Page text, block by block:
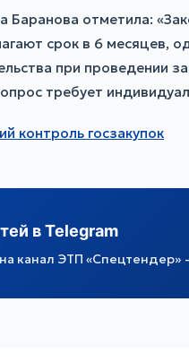
отметила:
срок в 6 месяцев,
при проведении
требует
контроль госзакупок
в Telegram
канал ЭТП «Спецтендер»